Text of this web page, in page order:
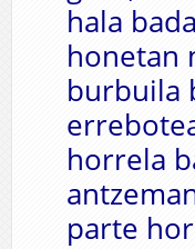
hala
honetan
burbuila
horrela
parte